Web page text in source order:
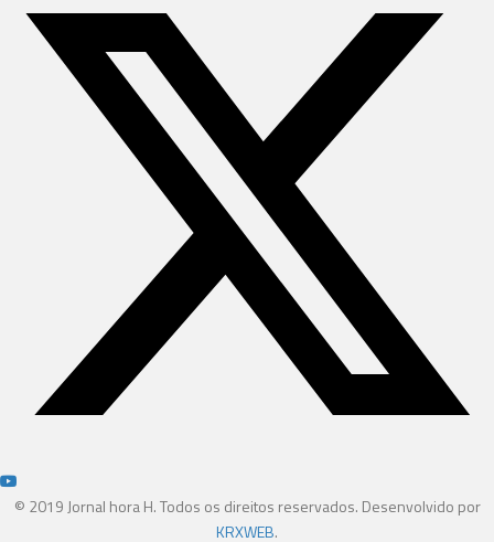
© 2019 Jornal hora H. Todos os direitos reservados. Desenvolvido por
KRXWEB.